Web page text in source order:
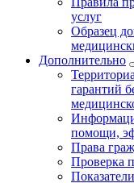
услуг
Образец
Дополнительно
гарантий
помощи,
Права
Проверка